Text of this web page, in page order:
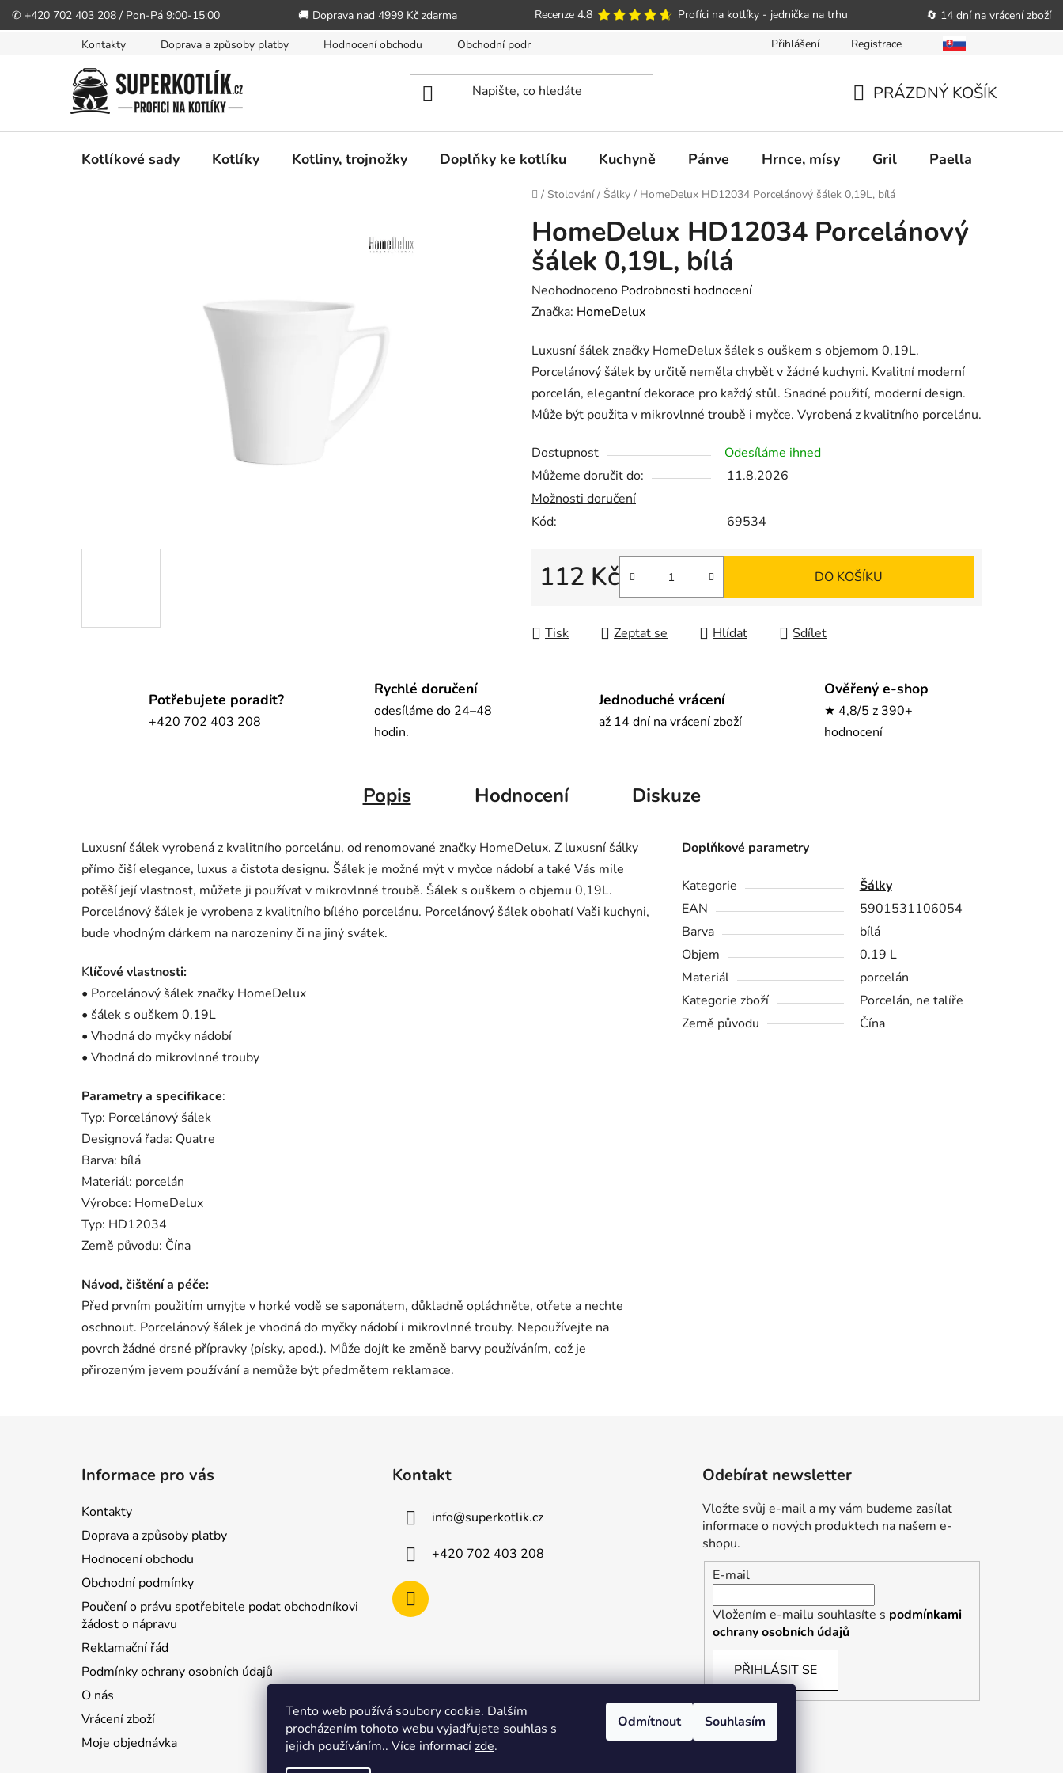
✆ +420 702 403 208 / Pon-Pá 9:00-15:00 🚚 Doprava nad 4999 Kč zdarma Recenze 4.8 Profíci na kotlíky - jednička na trhu 🔄 14 dní na vrácení zboží
Tento web používá soubory cookie. Dalším
procházením tohoto webu vyjadřujete souhlas s
jejich používáním.. Více informacízde.
Odmítnout Souhlasím
Kontakty Doprava a způsoby platby Hodnocení obchodu Obchodní podmínky Poučení o právu spotřebitele podat obchodníkovi žádost o nápravu Reklamační řád
Přihlášení Registrace
KOŠÍK
PRÁZDNÝ KOŠÍK
Kotlíkové sady Kotlíky Kotliny, trojnožky Doplňky ke kotlíku Kuchyně Pánve Hrnce, mísy Gril Paella
Domů
/ Stolování / Šálky / HomeDelux HD12034 Porcelánový šálek 0,19L, bílá
HomeDelux HD12034 Porcelánový
šálek 0,19L, bílá
Průměrné
hodnocení
je
0,0
z
5
Neohodnoceno Podrobnosti hodnocení
Značka: HomeDelux
Luxusní šálek značky HomeDelux šálek s ouškem s objemom 0,19L.
Porcelánový šálek by určitě neměla chybět v žádné kuchyni. Kvalitní moderní
porcelán, elegantní dekorace pro každý stůl. Snadné použití, moderní design.
Může být použita v mikrovlnné troubě i myčce. Vyrobená z kvalitního porcelánu.
Dostupnost
Odesíláme ihned
Můžeme doručit do:
11.8.2026
Možnosti doručení
Kód:
69534
112 Kč DO KOŠÍKU
Tisk Zeptat se Hlídat Sdílet
Potřebujete poradit?
+420 702 403 208
Rychlé doručení
odesíláme do 24–48
hodin.
Jednoduché vrácení
až 14 dní na vrácení zboží
Ověřený e-shop
★ 4,8/5 z 390+
hodnocení
Popis Hodnocení Diskuze
Luxusní šálek vyrobená z kvalitního porcelánu, od renomované značky HomeDelux. Z luxusní šálky
přímo čiší elegance, luxus a čistota designu. Šálek je možné mýt v myčce nádobí a také Vás mile
potěší její vlastnost, můžete ji používat v mikrovlnné troubě. Šálek s ouškem o objemu 0,19L.
Porcelánový šálek je vyrobena z kvalitního bílého porcelánu. Porcelánový šálek obohatí Vaši kuchyni,
bude vhodným dárkem na narozeniny či na jiný svátek.
Klíčové vlastnosti:
• Porcelánový šálek značky HomeDelux
• šálek s ouškem 0,19L
• Vhodná do myčky nádobí
• Vhodná do mikrovlnné trouby
Parametry a specifikace:
Typ: Porcelánový šálek
Designová řada: Quatre
Barva: bílá
Materiál: porcelán
Výrobce: HomeDelux
Typ: HD12034
Země původu: Čína
Návod, čištění a péče:
Před prvním použitím umyjte v horké vodě se saponátem, důkladně opláchněte, otřete a nechte
oschnout. Porcelánový šálek je vhodná do myčky nádobí i mikrovlnné trouby. Nepoužívejte na
povrch žádné drsné přípravky (písky, apod.). Může dojít ke změně barvy používáním, což je
přirozeným jevem používání a nemůže být předmětem reklamace.
Doplňkové parametry
Kategorie
Šálky
EAN
5901531106054
Barva
bílá
Objem
0.19 L
Materiál
porcelán
Kategorie zboží
Porcelán, ne talíře
Země původu
Čína
Informace pro vás
Kontakty
Doprava a způsoby platby
Hodnocení obchodu
Obchodní podmínky
Poučení o právu spotřebitele podat obchodníkovi
žádost o nápravu
Reklamační řád
Podmínky ochrany osobních údajů
O nás
Vrácení zboží
Moje objednávka
Kontakt
info@superkotlik.cz
+420 702 403 208
Odebírat newsletter
Vložte svůj e-mail a my vám budeme zasílat
informace o nových produktech na našem e-
shopu.
E-mail
Vložením e-mailu souhlasíte s podmínkami
ochrany osobních údajů
PŘIHLÁSIT SE